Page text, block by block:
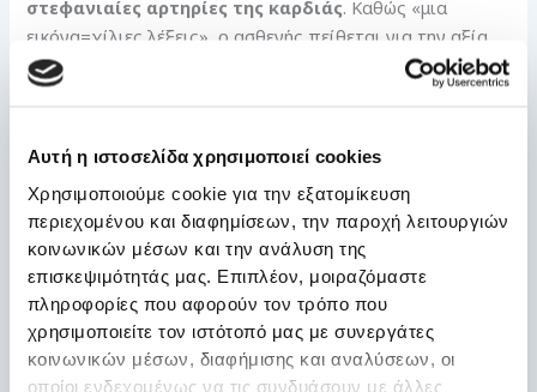
Αυτή η ιστοσελίδα χρησιμοποιεί cookies
Χρησιμοποιούμε cookie για την εξατομίκευση
περιεχομένου και διαφημίσεων, την παροχή λειτουργιών
κοινωνικών μέσων και την ανάλυση της
επισκεψιμότητάς μας. Επιπλέον, μοιραζόμαστε
πληροφορίες που αφορούν τον τρόπο που
χρησιμοποιείτε τον ιστότοπό μας με συνεργάτες
κοινωνικών μέσων, διαφήμισης και αναλύσεων, οι
οποίοι ενδεχομένως να τις συνδυάσουν με άλλες
στεφανιαίες αρτηρίες της καρδιάς. Καθώς «μια
εικόνα=χίλιες λέξεις», ο ασθενής πείθεται για την αξία
της φαρμακευτικής αγωγής, για την ανάγκη της
συμμόρφωσης της συνέχισής της και την ανάγκη αλλαγής
σωστή διατροφή, άσκηση, απώλεια βάρους και έλεγχο
σακχαρώδη διαβήτη με την κατάλληλη φαρμακευτική
αγωγή.
Η Αξονική Στεφανιογραφία πρώτη επιλογή, τι
γίνεται όμως όταν δεν υπάρχει διαθεσιμότητα και
τοπική εξειδίκευση;